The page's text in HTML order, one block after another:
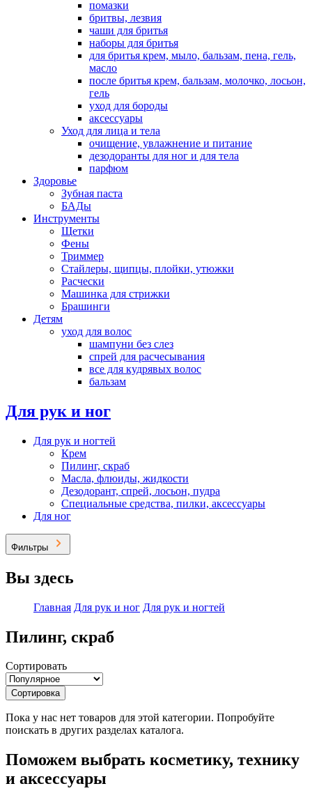
помазки
бритвы, лезвия
чаши для бритья
наборы для бритья
для бритья крем, мыло, бальзам, пена, гель,
масло
после бритья крем, бальзам, молочко, лосьон,
гель
уход для бороды
аксессуары
Уход для лица и тела
очищение, увлажнение и питание
дезодоранты для ног и для тела
парфюм
Здоровье
Зубная паста
БАДы
Инструменты
Щетки
Фены
Триммер
Стайлеры, щипцы, плойки, утюжки
Расчески
Машинка для стрижки
Брашинги
Детям
уход для волос
шампуни без слез
спрей для расчесывания
все для кудрявых волос
бальзам
Для рук и ног
Для рук и ногтей
Крем
Пилинг, скраб
Масла, флюиды, жидкости
Дезодорант, спрей, лосьон, пудра
Специальные средства, пилки, аксессуары
Для ног
Фильтры
Вы здесь
Главная Для рук и ног Для рук и ногтей
Пилинг, скраб
Сортировать
Сортировка
Пока у нас нет товаров для этой категории. Попробуйте
поискать в других разделах каталога.
Поможем выбрать косметику, технику
и аксессуары